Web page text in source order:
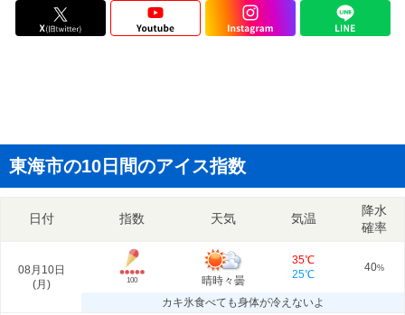
東海市の10日間のアイス指数
日付 指数 天気 気温
降水
確率
08月10日
(月 ) 100 晴時々曇
35℃
25℃
40%
カキ氷食べても身体が冷えないよ